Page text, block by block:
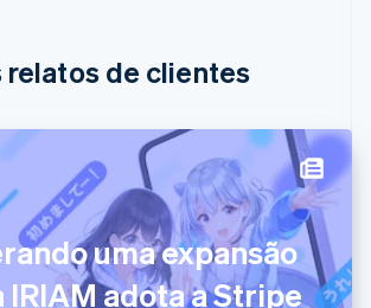
relatos de clientes
uma expansão
IRIAM adota a Stripe